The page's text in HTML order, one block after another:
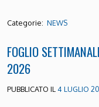
Categorie: NEWS
FOGLIO
2026
PUBBLICATO IL 4 LUGLIO